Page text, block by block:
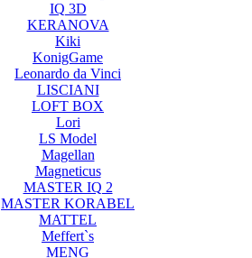
IQ 3D
KERANOVA
Kiki
KonigGame
Leonardo da Vinci
LISCIANI
LOFT BOX
Lori
LS Model
Magellan
Magneticus
MASTER IQ 2
MASTER KORABEL
MATTEL
Meffert`s
MENG